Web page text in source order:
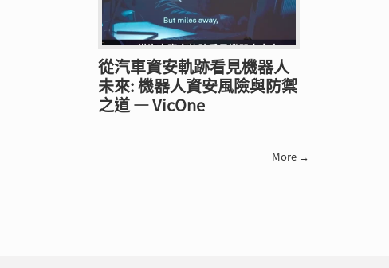
從汽車資安軌跡看見機器人
未來: 機器人資安風險與防禦
之道 — VicOne
More →